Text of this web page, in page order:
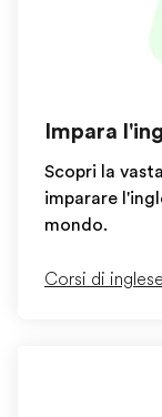
Impara
Scopri la
imparare
mondo.
Corsi di